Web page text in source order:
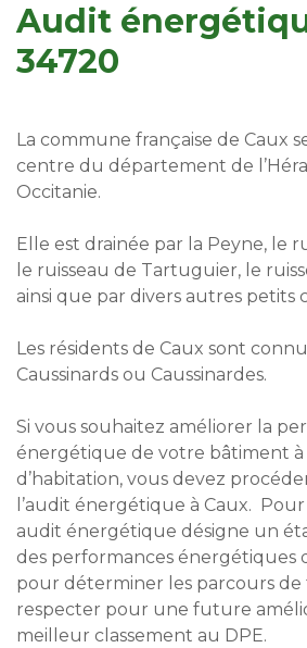
Audit
34720
La commune française de Caux
centre du département de
Occitanie.
Elle est drainée par la Peyne, le
le ruisseau de Tartuguier, le
ainsi que par divers autres petits
Les résidents de Caux sont
Caussinards ou Caussinardes.
Si vous souhaitez améliorer la
énergétique de votre bâtiment à
d’habitation, vous devez
l’audit énergétique à Caux.
audit énergétique désigne un
des performances énergétiques
pour déterminer les parcours de
respecter pour une future
meilleur classement au DPE.